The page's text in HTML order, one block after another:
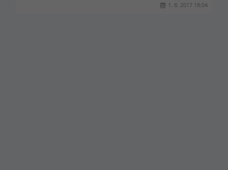
1. 8. 2017 18:04